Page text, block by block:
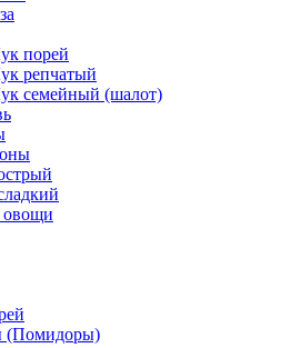
порей
репчатый
семейный (шалот)
овощи
(Помидоры)